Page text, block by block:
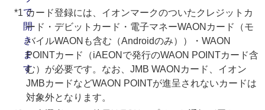
カード登録には、イオンマークのついたクレジットカ
ード・デビットカード・電子マネーWAONカード（モ
バイルWAONも含む（Androidのみ））・WAON
POINTカード（iAEONで発行のWAON POINTカード含
む）が必要です。なお、JMB WAONカード、イオン
JMBカードなどWAON POINTが進呈されないカードは
対象外となります。